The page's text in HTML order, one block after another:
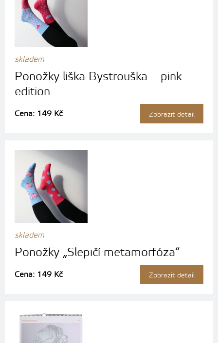
skladem
Ponožky liška Bystrouška – pink
edition
Cena: 149 Kč Zobrazit detail
skladem
Ponožky „Slepičí metamorfóza“
Cena: 149 Kč Zobrazit detail